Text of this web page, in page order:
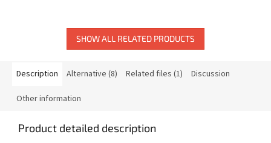
SHOW ALL RELATED PRODUCTS
Description Alternative (8) Related files (1) Discussion
Other information
Product detailed description